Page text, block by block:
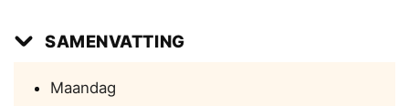
SAMENVATTING
Maandag